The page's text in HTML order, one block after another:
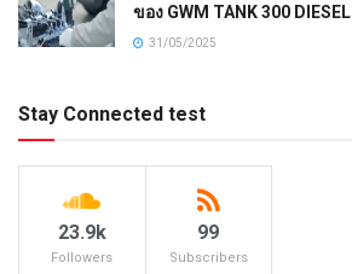
ของ GWM TANK 300 DIESEL
31/05/2025
Stay Connected test
23.9k
Followers
99
Subscribers